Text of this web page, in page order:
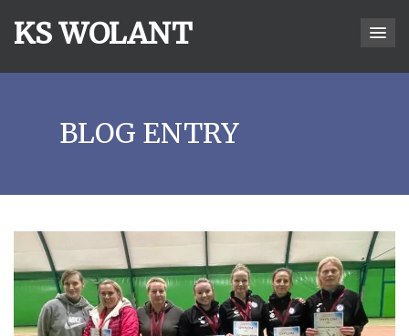
KS WOLANT
BLOG ENTRY